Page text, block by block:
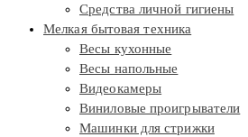
Средства личной гигиены
Мелкая бытовая техника
Весы кухонные
Весы напольные
Видеокамеры
Виниловые проигрыватели
Машинки для стрижки